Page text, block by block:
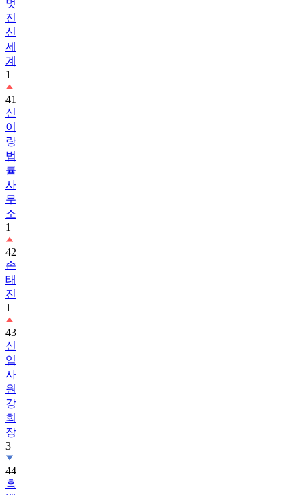
신
세
계
1
41
신
이
랑
법
률
사
무
소
1
42
손
태
진
1
43
신
입
사
원
강
회
장
3
44
흑
백
요